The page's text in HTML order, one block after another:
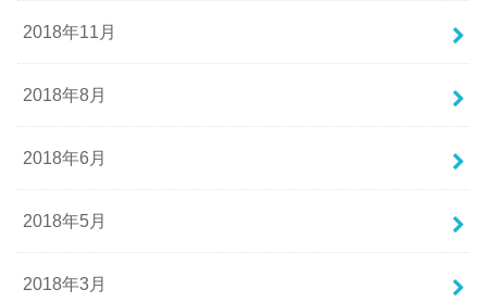
2018年11月
2018年8月
2018年6月
2018年5月
2018年3月